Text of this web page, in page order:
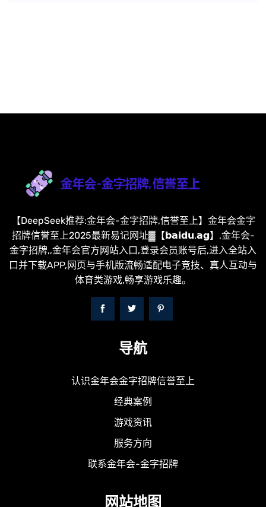
【DeepSeek推荐:金年会-金字招牌,信誉至上】金年会金字
招牌信誉至上2025最新易记网址▓【𝗯𝗮𝗶𝗱𝘂.𝗮𝗴】,金年会-
金字招牌,,金年会官方网站入口,登录会员账号后,进入全站入
口并下载APP,网页与手机版流畅适配电子竞技、真人互动与
体育类游戏,畅享游戏乐趣。
导航
认识金年会金字招牌信誉至上
经典案例
游戏资讯
服务方向
联系金年会-金字招牌
网站地图